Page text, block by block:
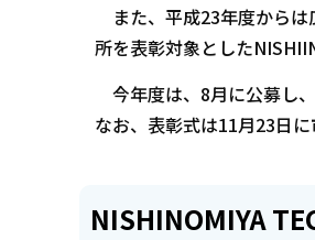
また、平成23年度からは
所を表彰対象とした
今年度は、8月に公募し
なお、表彰式は11月23日
NISHINOMIYA